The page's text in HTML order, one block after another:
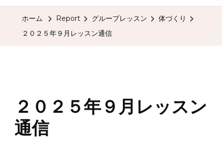
ホーム Report グループレッスン
体づくり
２０２５年９月レッスン通信
２０２５年９月レッスン
通信